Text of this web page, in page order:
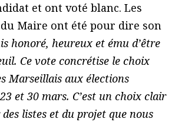
et ont voté blanc. Les
Maire ont été pour dire son
honoré, heureux et ému d’être
Ce vote concrétise le choix
Marseillais aux élections
et 30 mars. C’est un choix clair
listes et du projet que nous